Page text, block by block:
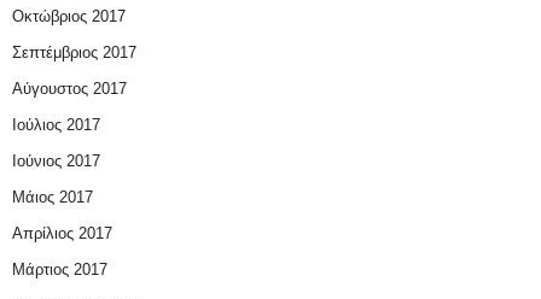
Οκτώβριος 2017
Σεπτέμβριος 2017
Αύγουστος 2017
Ιούλιος 2017
Ιούνιος 2017
Μάιος 2017
Απρίλιος 2017
Μάρτιος 2017